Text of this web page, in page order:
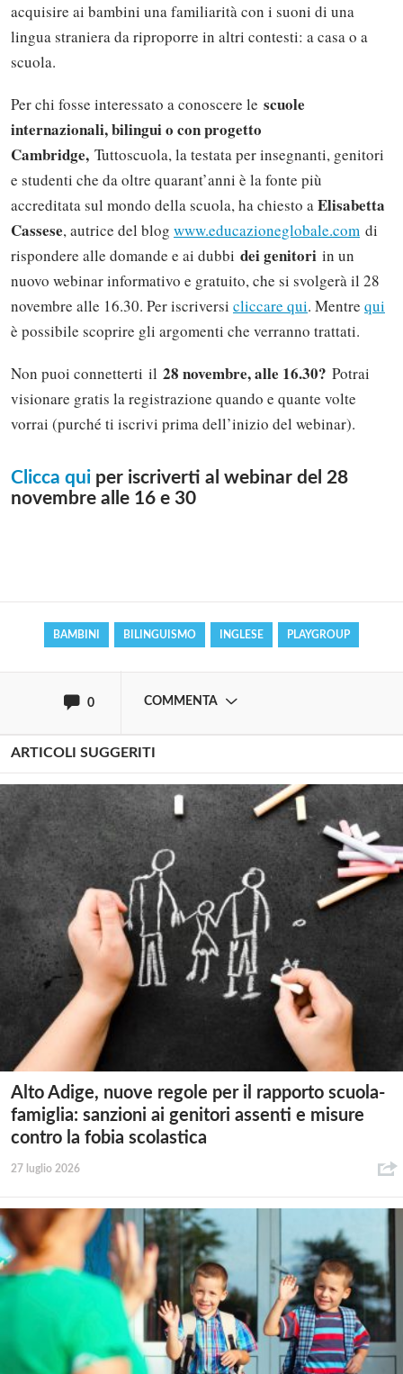
acquisire ai bambini una familiarità con i suoni di una
lingua straniera da riproporre in altri contesti: a casa o a
scuola.
Per chi fosse interessato a conoscere le scuole
internazionali, bilingui o con progetto
Cambridge, Tuttoscuola, la testata per insegnanti, genitori
e studenti che da oltre quarant’anni è la fonte più
accreditata sul mondo della scuola, ha chiesto aElisabetta
Cassese, autrice del blog www.educazioneglobale.com di
rispondere alle domande e ai dubbi dei genitori in un
nuovo webinar informativo e gratuito, che si svolgerà il 28
novembre alle 16.30. Per iscriversi cliccare qui. Mentre qui
è possibile scoprire gli argomenti che verranno trattati.
Non puoi connetterti il 28 novembre, alle 16.30? Potrai
visionare gratis la registrazione quando e quante volte
vorrai (purché ti iscrivi prima dell’inizio del webinar).
Clicca qui per iscriverti al webinar del 28
novembre alle 16 e 30
BAMBINI BILINGUISMO INGLESE PLAYGROUP
0 COMMENTA
Solo gli utenti registrati possono
ARTICOLI SUGGERITI
Alto Adige, nuove regole per il rapporto scuola-
famiglia: sanzioni ai genitori assenti e misure
contro la fobia scolastica
27 luglio 2026